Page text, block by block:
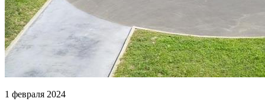
1 февраля 2024